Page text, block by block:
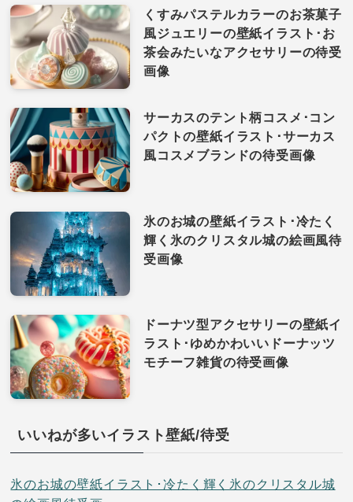
くすみパステルカラーのお茶菓子
風ジュエリーの壁紙イラスト･お
茶会みたいなアクセサリーの待受
画像
サーカスのテント柄コスメ･コン
パクトの壁紙イラスト･サーカス
風コスメブランドの待受画像
氷のお城の壁紙イラスト･冷たく
輝く氷のクリスタル城の絵画風待
受画像
ドーナツ型アクセサリーの壁紙イ
ラスト･ゆめかわいいドーナッツ
モチーフ雑貨の待受画像
いいねが多いイラスト壁紙/待受
氷のお城の壁紙イラスト･冷たく輝く氷のクリスタル城